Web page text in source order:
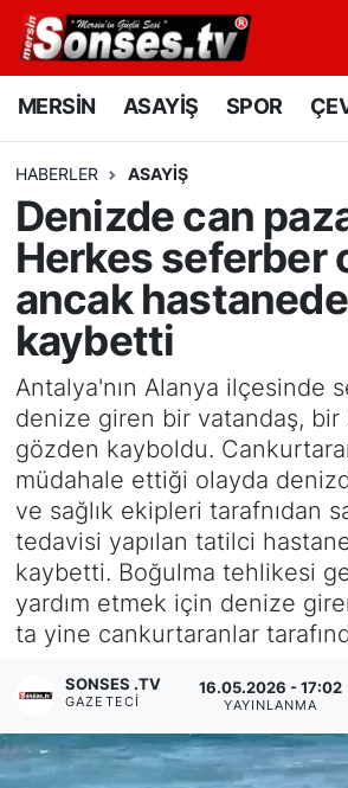
MERSİN ASAYİŞ SPOR
HABERLER ASAYİŞ
Denizde can
Herkes seferber
ancak hastanede
kaybetti
Antalya'nın Alanya ilçesinde
denize giren bir vatandaş, bir
gözden kayboldu.
müdahale ettiği olayda
ve sağlık ekipleri tarafnıdan
tedavisi yapılan tatilci
kaybetti. Boğulma tehlikesi
yardım etmek için denize
ta yine cankurtaranlar
SONSES .TV
GAZETECI
16.05.2026 - 17:02
YAYINLANMA
MERSİN
SPOR
GÜNÜN MANŞETİ
DÜNYA
KÜLTÜR - SANAT
MAGAZİN
SAĞLIK
Siyaset
YEREL HABER
Haberde insan
Tanıtım
Mersin Nöbetçi Eczaneler
Mersin Namaz Vakitleri
Mersin Trafik Yoğunluk
Süper Lig Puan Durumu ve
Tüm Manşetler
Son Dakika Haberleri
Haber Arşivi